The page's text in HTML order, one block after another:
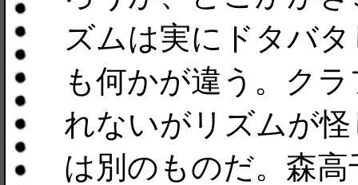
ズムは実にドタバ
も何かが違う。ク
れないがリズムが
は別のものだ。森